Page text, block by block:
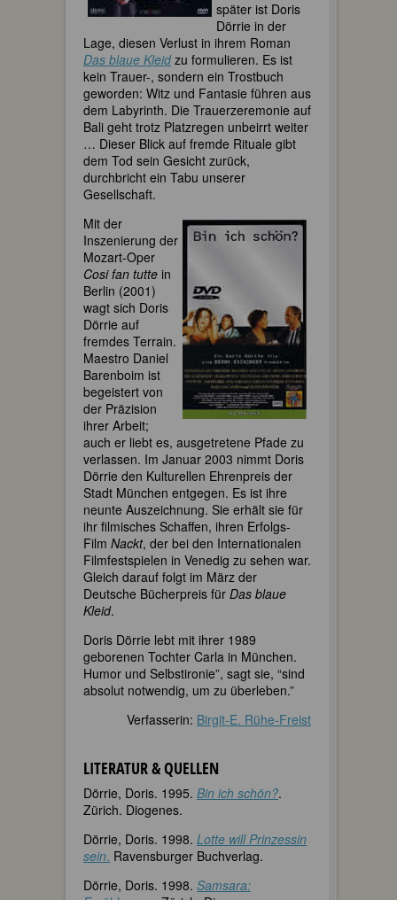
später ist Doris
Dörrie in der
Lage, diesen Verlust in ihrem Roman
Das blaue Kleidzu formulieren. Es ist
kein Trauer-, sondern ein Trostbuch
geworden: Witz und Fantasie führen aus
dem Labyrinth. Die Trauerzeremonie auf
Bali geht trotz Platzregen unbeirrt weiter
… Dieser Blick auf fremde Rituale gibt
dem Tod sein Gesicht zurück,
durchbricht ein Tabu unserer
Gesellschaft.
Mit der
Inszenierung der
Mozart-Oper
Cosi fan tutte in
Berlin (2001)
wagt sich Doris
Dörrie auf
fremdes Terrain.
Maestro Daniel
Barenboim ist
begeistert von
der Präzision
ihrer Arbeit;
auch er liebt es, ausgetretene Pfade zu
verlassen. Im Januar 2003 nimmt Doris
Dörrie den Kulturellen Ehrenpreis der
Stadt München entgegen. Es ist ihre
neunte Auszeichnung. Sie erhält sie für
ihr filmisches Schaffen, ihren Erfolgs-
Film Nackt, der bei den Internationalen
Filmfestspielen in Venedig zu sehen war.
Gleich darauf folgt im März der
Deutsche Bücherpreis für Das blaue
Kleid.
Doris Dörrie lebt mit ihrer 1989
geborenen Tochter Carla in München.
Humor und Selbstironie”, sagt sie, “sind
absolut notwendig, um zu überleben.”
Verfasserin: Birgit-E. Rühe-Freist
LITERATUR & QUELLEN
Dörrie, Doris. 1995. Bin ich schön?.
Zürich. Diogenes.
Dörrie, Doris. 1998. Lotte will Prinzessin
sein. Ravensburger Buchverlag.
Dörrie, Doris. 1998. Samsara: